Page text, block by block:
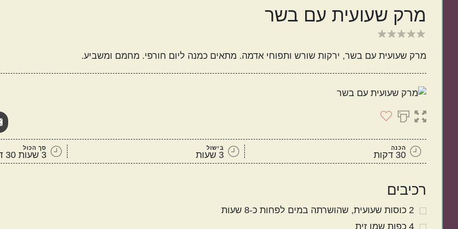
מרק שעועית עם בשר
מרק שעועית עם בשר, ירקות שורש ותפוחי אדמה. מתאים כמנה ליום חורפי. מחמם ומשביע.
הכנה
30 דקות
בישול
3 שעות
סך הכול
3 שעות 30 דקות
רכיבים
2 כוסות שעועית שהושרתה במים לפחות כ-8 שעות
4 כפות שמן זית
מנות קלות להכנה
אוהבים